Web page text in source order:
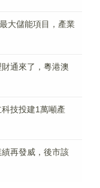
大儲能項目，產業
財通來了，粵港澳
技投建1萬噸產
再發威，後市該